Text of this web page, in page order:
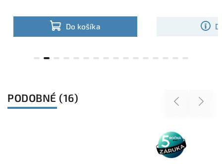
PODOBNÉ (16) Previous
5 rokov
záruka
Next